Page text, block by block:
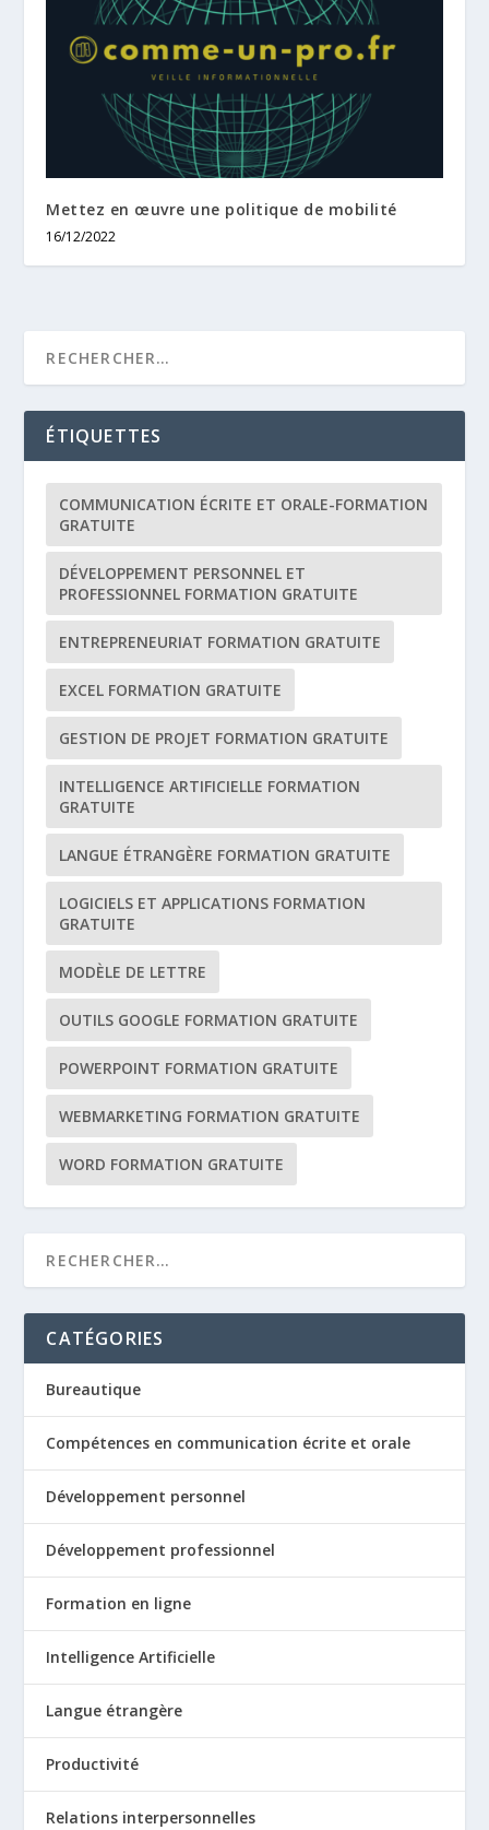
Mettez en œuvre une politique de mobilité
16/12/2022
ÉTIQUETTES
COMMUNICATION ÉCRITE ET ORALE-FORMATION
GRATUITE
DÉVELOPPEMENT PERSONNEL ET
PROFESSIONNEL FORMATION GRATUITE
ENTREPRENEURIAT FORMATION GRATUITE
EXCEL FORMATION GRATUITE
GESTION DE PROJET FORMATION GRATUITE
INTELLIGENCE ARTIFICIELLE FORMATION
GRATUITE
LANGUE ÉTRANGÈRE FORMATION GRATUITE
LOGICIELS ET APPLICATIONS FORMATION
GRATUITE
MODÈLE DE LETTRE
OUTILS GOOGLE FORMATION GRATUITE
POWERPOINT FORMATION GRATUITE
WEBMARKETING FORMATION GRATUITE
WORD FORMATION GRATUITE
CATÉGORIES
Bureautique
Compétences en communication écrite et orale
Développement personnel
Développement professionnel
Formation en ligne
Intelligence Artificielle
Langue étrangère
Productivité
Relations interpersonnelles